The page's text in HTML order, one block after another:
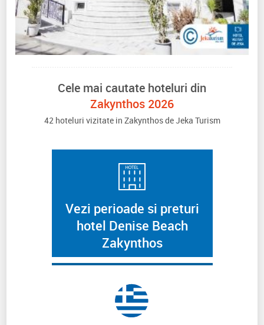
Cele mai cautate hoteluri din
Zakynthos 2026
42 hoteluri vizitate in Zakynthos de Jeka Turism
Vezi perioade si preturi
hotel Denise Beach
Zakynthos